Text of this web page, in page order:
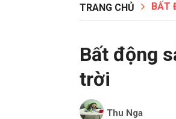
TRANG CHỦ BẤT
Bất động
trời
Thu Nga